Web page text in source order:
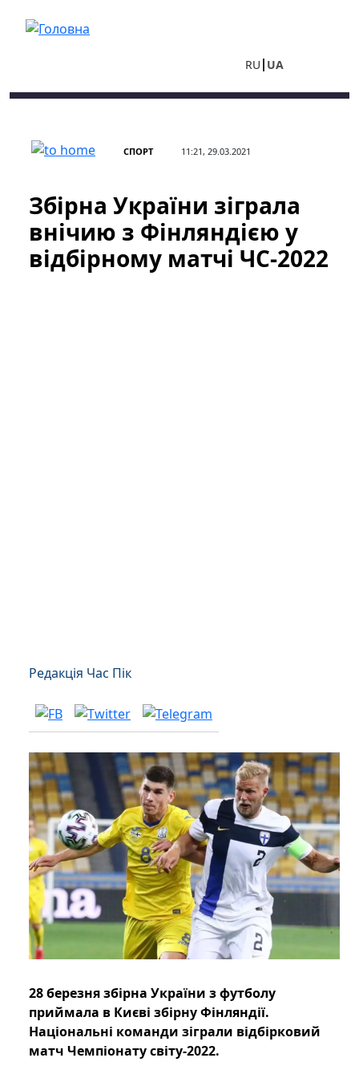
RU UA
СПОРТ 11:21, 29.03.2021
Збірна України зіграла
внічию з Фінляндією у
відбірному матчі ЧС-2022
Редакція Час Пік
28 березня збірна України з футболу
приймала в Києві збірну Фінляндії.
Національні команди зіграли відбірковий
матч Чемпіонату світу-2022.